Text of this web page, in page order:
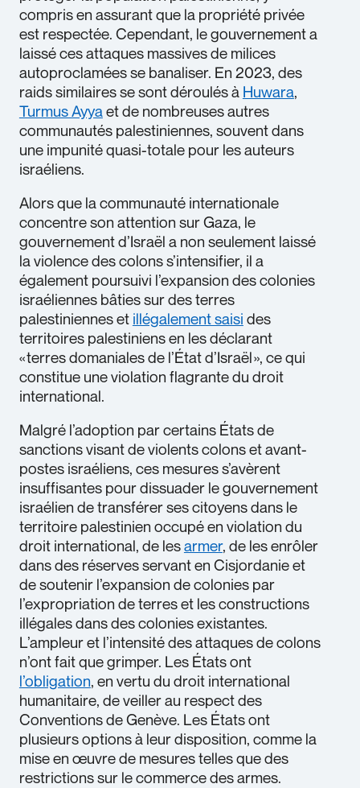
compris en assurant que la propriété privée
est respectée. Cependant, le gouvernement a
laissé ces attaques massives de milices
autoproclamées se banaliser. En 2023, des
raids similaires se sont déroulés à Huwara,
Turmus Ayyaet de nombreuses autres
communautés palestiniennes, souvent dans
une impunité quasi-totale pour les auteurs
israéliens.
Alors que la communauté internationale
concentre son attention sur Gaza, le
gouvernement d’Israël a non seulement laissé
la violence des colons s’intensifier, il a
également poursuivi l’expansion des colonies
israéliennes bâties sur des terres
palestiniennes et illégalement saisi des
territoires palestiniens en les déclarant
« terres domaniales de l’État d’Israël », ce qui
constitue une violation flagrante du droit
international.
Malgré l’adoption par certains États de
sanctions visant de violents colons et avant-
postes israéliens, ces mesures s’avèrent
insuffisantes pour dissuader le gouvernement
israélien de transférer ses citoyens dans le
territoire palestinien occupé en violation du
droit international, de lesarmer, de les enrôler
dans des réserves servant en Cisjordanie et
de soutenir l’expansion de colonies par
l’expropriation de terres et les constructions
illégales dans des colonies existantes.
L’ampleur et l’intensité des attaques de colons
n’ont fait que grimper. Les États ont
l’obligation, en vertu du droit international
humanitaire, de veiller au respect des
Conventions de Genève. Les États ont
plusieurs options à leur disposition, comme la
mise en œuvre de mesures telles que des
restrictions sur le commerce des armes.